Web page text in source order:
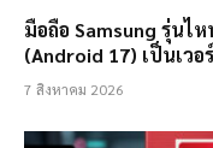
มือถือ Samsung รุ่นไ
(Android 17) เป็นเว
7 สิงหาคม 2026